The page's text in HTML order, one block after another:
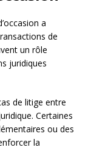
a
de
un rôle
juridiques
de litige entre
Certaines
ou des
la